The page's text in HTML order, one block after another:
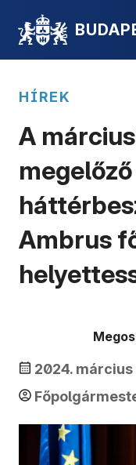
HÍREK
A
megelőző
Ambrus
2024. március